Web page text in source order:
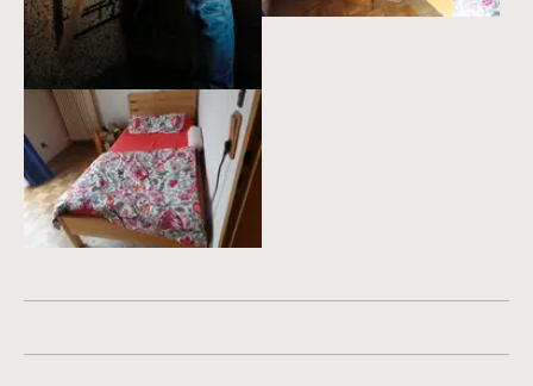
Vergrößerte Version anzeigen